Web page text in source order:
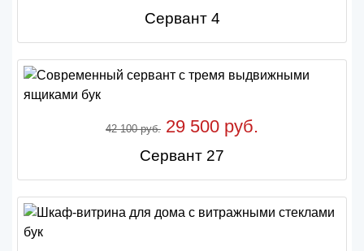
Сервант 4
42 100 руб. 29 500 руб.
Сервант 27